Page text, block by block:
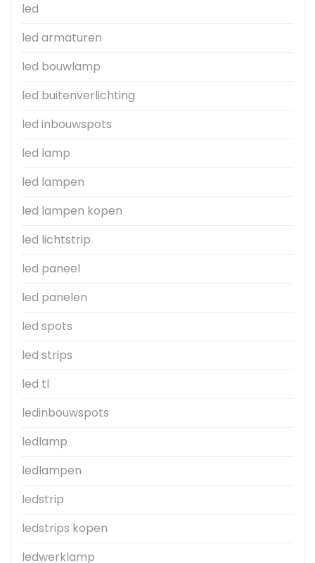
led
led armaturen
led bouwlamp
led buitenverlichting
led inbouwspots
led lamp
led lampen
led lampen kopen
led lichtstrip
led paneel
led panelen
led spots
led strips
led tl
ledinbouwspots
ledlamp
ledlampen
ledstrip
ledstrips kopen
ledwerklamp